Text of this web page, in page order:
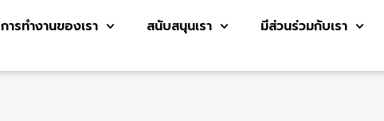
การทำงานของเรา สนับสนุนเรา มีส่วนร่วมกับเรา